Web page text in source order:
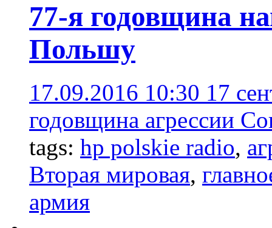
77-я годовщина
Польшу
17.09.2016 10:30 17
годовщина агрессии
tags: hp polskie radio,
Вторая мировая,
армия